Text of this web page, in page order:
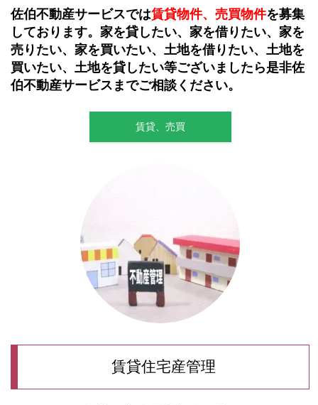
佐伯不動産サービスでは賃貸物件、売買物件を募集
しております。家を貸したい、家を借り たい、家を
売 り たい、家を買いたい、土地を借りたい、土地を
買いたい、土地を貸したい等ございましたら是非佐
伯不動産サービスまでご相談ください。
賃貸、売買
賃貸住宅産管理